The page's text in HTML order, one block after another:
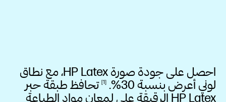
احصل على جودة صورة HP Latex، مع نطاق
لوني أعرض بنسبة 30%.
1 تحافظ طبقة حبر
HP Latex الرقيقة على لمعان مواد الطباعة